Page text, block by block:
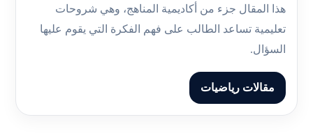
هذا المقال جزء من أكاديمية المناهج، وهي شروحات
تعليمية تساعد الطالب على فهم الفكرة التي يقوم عليها
السؤال.
مقالات رياضيات